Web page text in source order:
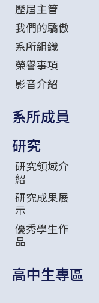
歷屆主管
我們的驕傲
系所組織
榮譽事項
影音介紹
系所成員
研究
研究領域介
紹
研究成果展
示
優秀學生作
品
高中生專區